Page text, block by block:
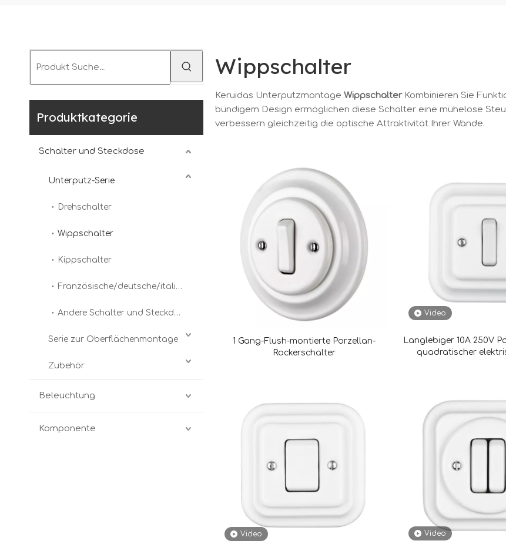
Produktkategorie
Schalter und Steckdose
Unterputz-Serie
Drehschalter
Wippschalter
Kippschalter
Französische/deutsche/italienische Steckdosen
Andere Schalter und Steckdosen
Serie zur Oberflächenmontage
Zubehör
Beleuchtung
Komponente
Wippschalter
Keruidas Unterputzmontage WippschalterKombinieren Sie
bündigem Design ermöglichen diese Schalter eine mühelose
verbessern gleichzeitig die optische Attraktivität Ihrer Wände.
1 Gang-Flush-montierte Porzellan-
Rockerschalter
Video
Langlebiger 10A 250V
quadratischer
Video Video